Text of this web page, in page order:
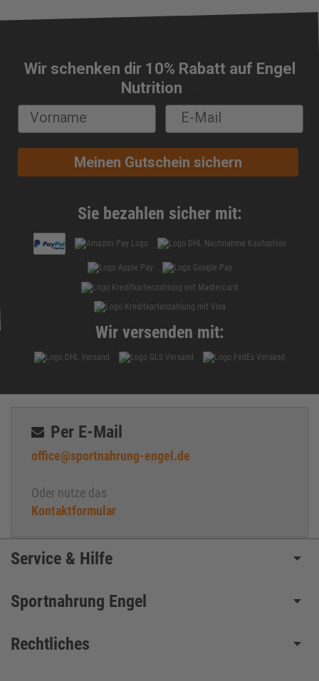
Wir schenken dir 10% Rabatt auf Engel
Nutrition
Meinen Gutschein sichern
Sie bezahlen sicher mit:
Wir versenden mit:
Per E-Mail
office@sportnahrung-engel.de
Oder nutze das
Kontaktformular
Service & Hilfe
Sportnahrung Engel
Rechtliches